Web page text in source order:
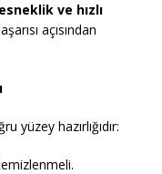
ve hızlı
açısından
yüzey hazırlığıdır: